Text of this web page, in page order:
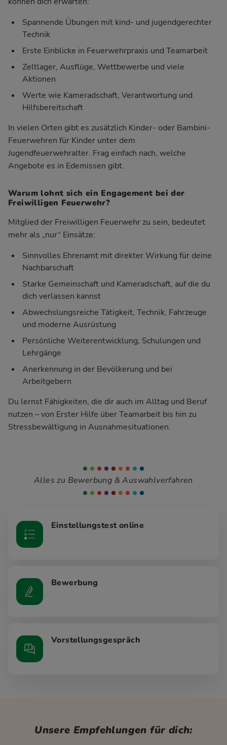
Spannende Übungen mit kind- und jugendgerechter
Technik
Erste Einblicke in Feuerwehrpraxis und Teamarbeit
Zeltlager, Ausflüge, Wettbewerbe und viele
Aktionen
Werte wie Kameradschaft, Verantwortung und
Hilfsbereitschaft
In vielen Orten gibt es zusätzlich Kinder- oder Bambini-
Feuerwehren für Kinder unter dem
Jugendfeuerwehralter. Frag einfach nach, welche
Angebote es in Edemissen gibt.
Warum lohnt sich ein Engagement bei der
Freiwilligen Feuerwehr?
Mitglied der Freiwilligen Feuerwehr zu sein, bedeutet
mehr als „nur“ Einsätze:
Sinnvolles Ehrenamt mit direkter Wirkung für deine
Nachbarschaft
Starke Gemeinschaft und Kameradschaft, auf die du
dich verlassen kannst
Abwechslungsreiche Tätigkeit, Technik, Fahrzeuge
und moderne Ausrüstung
Persönliche Weiterentwicklung, Schulungen und
Lehrgänge
Anerkennung in der Bevölkerung und bei
Arbeitgebern
Du lernst Fähigkeiten, die dir auch im Alltag und Beruf
nutzen – von Erster Hilfe über Teamarbeit bis hin zu
Stressbewältigung in Ausnahmesituationen.
Alles zu Bewerbung & Auswahlverfahren
Einstellungstest online
Bewerbung
Vorstellungsgespräch
Unsere Empfehlungen für dich: